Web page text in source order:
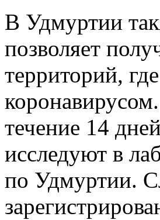
В Удмуртии
позволяет
территорий,
течение 14
исследуют в
по Удмуртии.